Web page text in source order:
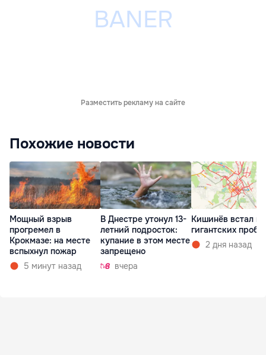
Разместить рекламу на сайте
Похожие новости
Мощный взрыв
прогремел в
Крокмазе: на месте
вспыхнул пожар
5 минут назад
В Днестре утонул 13-
летний подросток:
купание в этом месте
запрещено
вчера
Кишинёв встал в
гигантских
2 дня назад